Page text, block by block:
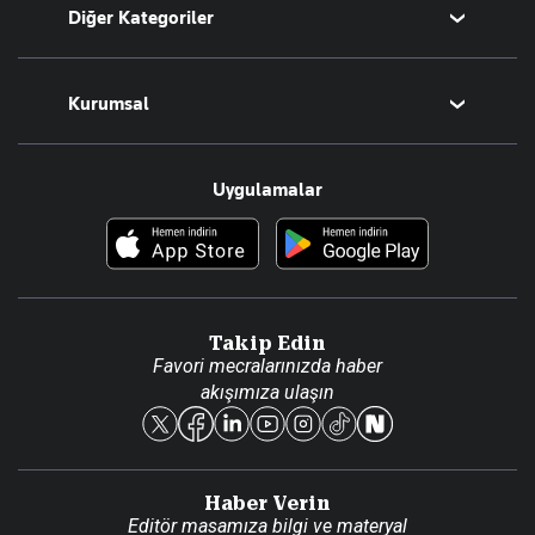
Tüm Yazarlar
Diğer Kategoriler
Magazin
Teknoloji
Resmî Ilanlar
Foto Haber
Kurumsal
Hakkımızda
Künye
Reklam Ver
Uygulamalar
Takip Edin
Favori mecralarınızda haber
akışımıza ulaşın
Haber Verin
Editör masamıza bilgi ve materyal